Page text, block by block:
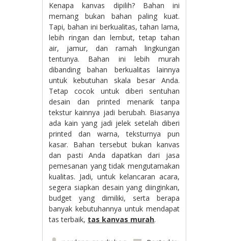
Kenapa kanvas dipilih? Bahan ini
memang bukan bahan paling kuat.
Tapi, bahan ini berkualitas, tahan lama,
lebih ringan dan lembut, tetap tahan
air, jamur, dan ramah lingkungan
tentunya. Bahan ini lebih murah
dibanding bahan berkualitas lainnya
untuk kebutuhan skala besar Anda.
Tetap cocok untuk diberi sentuhan
desain dan printed menarik tanpa
tekstur kainnya jadi berubah. Biasanya
ada kain yang jadi jelek setelah diberi
printed dan warna, teksturnya pun
kasar. Bahan tersebut bukan kanvas
dan pasti Anda dapatkan dari jasa
pemesanan yang tidak mengutamakan
kualitas. Jadi, untuk kelancaran acara,
segera siapkan desain yang diinginkan,
budget yang dimiliki, serta berapa
banyak kebutuhannya untuk mendapat
tas terbaik, tas kanvas murah.